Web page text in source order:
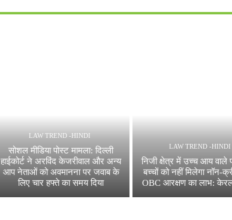
LAW TREND -HINDI
सोशल मीडिया पोस्ट मामला: दिल्ली
हाईकोर्ट ने अरविंद केजरीवाल और अन्य
आप नेताओं को अवमानना पर जवाब के
लिए चार हफ्ते का समय दिया
LAW TREND -HINDI
निजी क्षेत्र में उच्च आय वाले
बच्चों को नहीं मिलेगा नॉन-
OBC आरक्षण का लाभ: केरल